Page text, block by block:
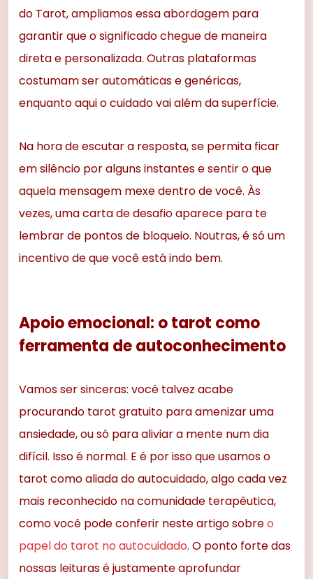
do Tarot, ampliamos essa abordagem para
garantir que o significado chegue de maneira
direta e personalizada. Outras plataformas
costumam ser automáticas e genéricas,
enquanto aqui o cuidado vai além da superfície.
Na hora de escutar a resposta, se permita ficar
em silêncio por alguns instantes e sentir o que
aquela mensagem mexe dentro de você. Às
vezes, uma carta de desafio aparece para te
lembrar de pontos de bloqueio. Noutras, é só um
incentivo de que você está indo bem.
Apoio emocional: o tarot como
ferramenta de autoconhecimento
Vamos ser sinceras: você talvez acabe
procurando tarot gratuito para amenizar uma
ansiedade, ou só para aliviar a mente num dia
difícil. Isso é normal. E é por isso que usamos o
tarot como aliada do autocuidado, algo cada vez
mais reconhecido na comunidade terapêutica,
como você pode conferir neste artigo sobreo
papel do tarot no autocuidado. O ponto forte das
nossas leituras é justamente aprofundar